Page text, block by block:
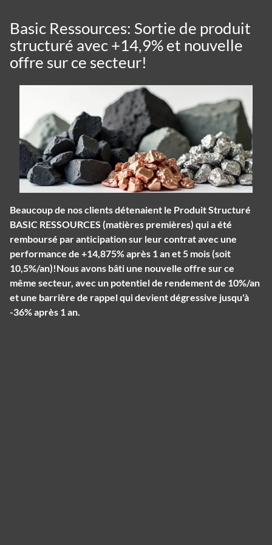
Basic Ressources: Sortie de produit
structuré avec +14,9% et nouvelle
offre sur ce secteur!
Beaucoup de nos clients détenaient le Produit Structuré
BASIC RESSOURCES (matières premières) qui a été
remboursé par anticipation sur leur contrat avec une
performance de +14,875% après 1 an et 5 mois (soit
10,5%/an)!Nous avons bâti une nouvelle offre sur ce
même secteur, avec un potentiel de rendement de 10%/an
et une barrière de rappel qui devient dégressive jusqu'à
-36% après 1 an.